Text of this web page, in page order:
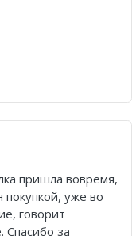
пришла вовремя,
уже во
говорит
Спасибо за